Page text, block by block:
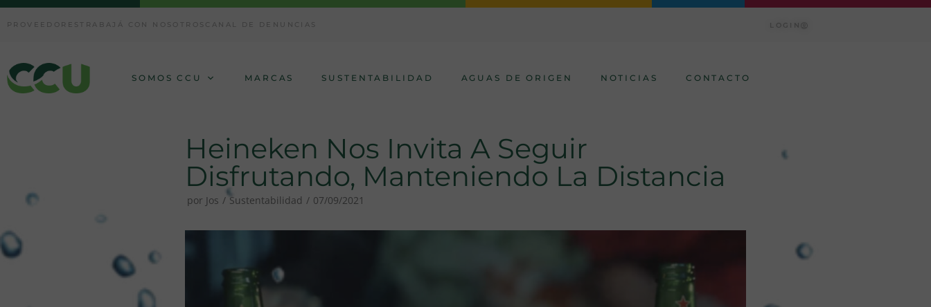
PROVEEDORES TRABAJÁ CON NOSOTROS CANAL DE DENUNCIAS LOGIN
SOMOS CCU MARCAS SUSTENTABILIDAD AGUAS DE ORIGEN NOTICIAS CONTACTO
Heineken Nos Invita A Seguir
Disfrutando, Manteniendo La Distancia
por Jos Sustentabilidad 07/09/2021